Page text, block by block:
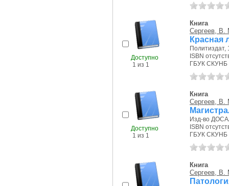
Доступно
1 из 1
Книга
Сергеев, В.
Красная
Политиздат,
ISBN
ГБУК
Доступно
1 из 1
Книга
Сергеев, В.
Изд-во
ISBN
ГБУК
Книга
Сергеев, В.